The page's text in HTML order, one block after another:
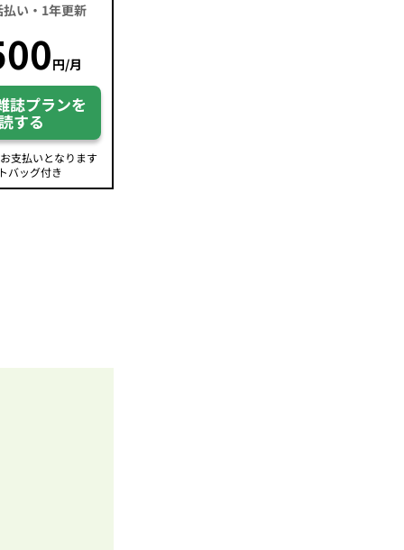
い・1年更新
円/月
誌プランを
する
支払いとなります
バッグ付き